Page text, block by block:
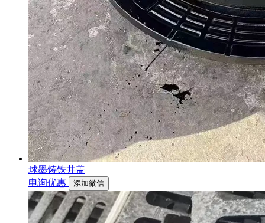
球墨铸铁井盖
电询优惠
添加微信